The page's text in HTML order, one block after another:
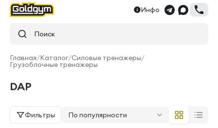
Инфо
Поиск
Главная/Каталог/Силовые тренажеры/
Грузоблочные тренажеры
DAP
Фильтры